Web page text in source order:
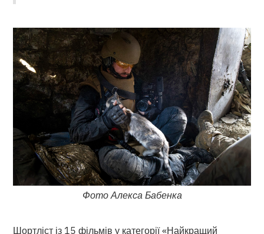
Фото Алекса Бабенка
Шортліст із 15 фільмів у категорії «Найкращий